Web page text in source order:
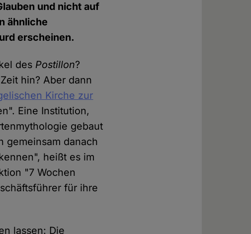
und nicht auf
ähnliche
erscheinen.
des Postillon?
hin? Aber dann
Kirche zur
Eine Institution,
gebaut
gemeinsam danach
heißt es im
"7 Wochen
für ihre
lassen: Die